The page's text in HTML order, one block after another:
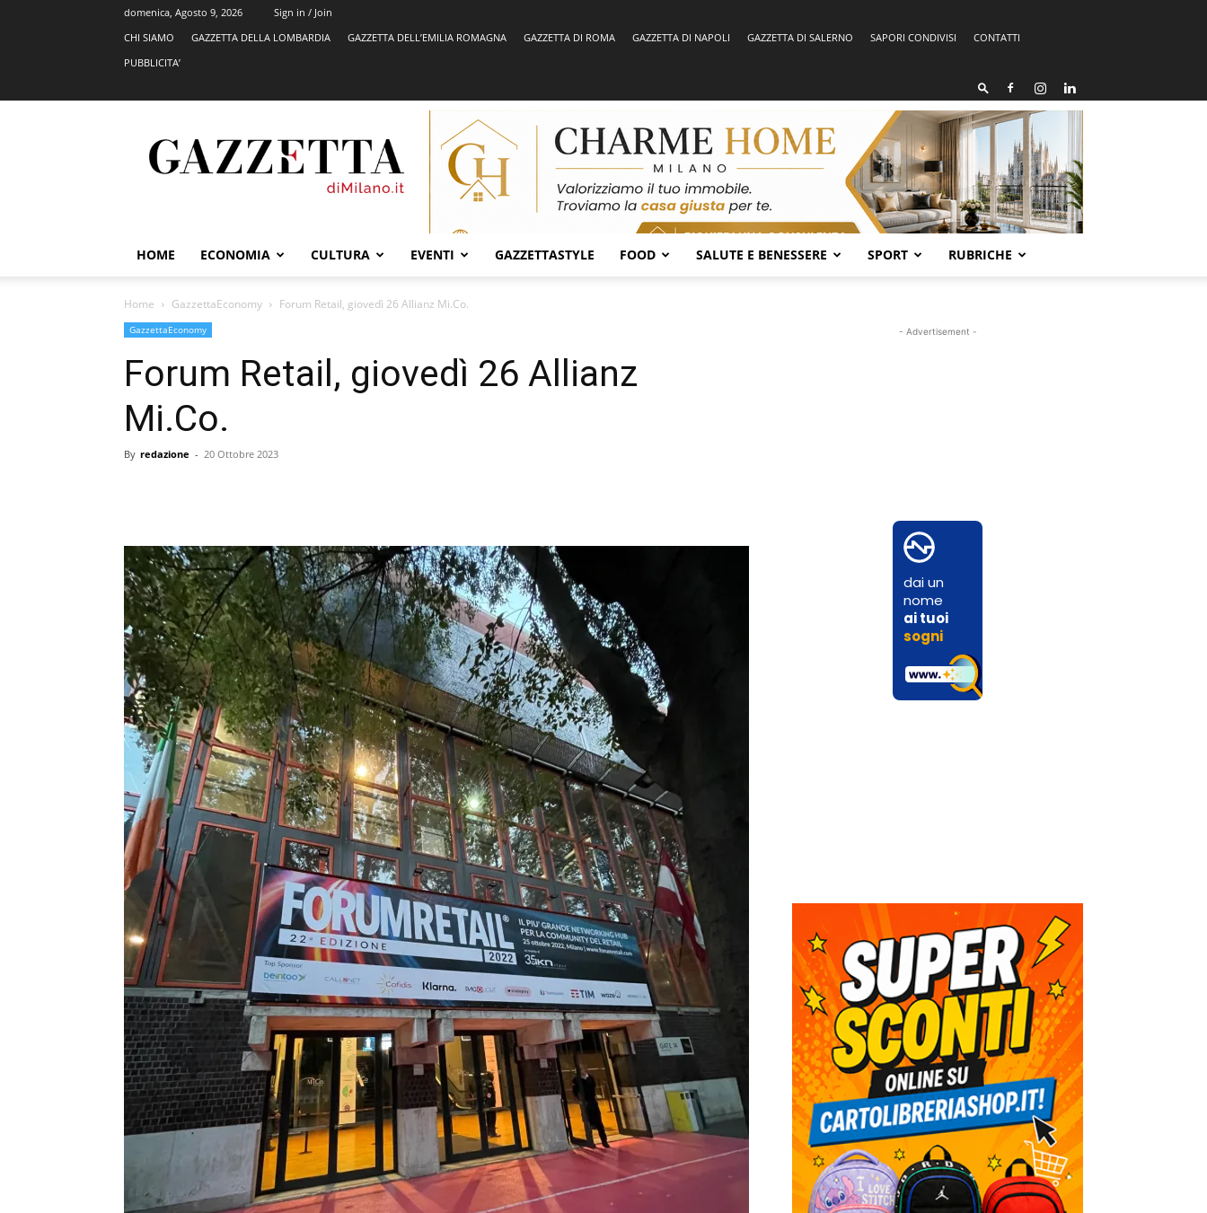
domenica, Agosto 9, 2026
Sign in / Join
CHI SIAMO
GAZZETTA DELLA LOMBARDIA GAZZETTA DELL’EMILIA ROMAGNA GAZZETTA DI ROMA GAZZETTA DI NAPOLI GAZZETTA DI SALERNO SAPORI CONDIVISI
CONTATTI
PUBBLICITA’
HOME ECONOMIA CULTURA EVENTI GAZZETTASTYLE FOOD SALUTE E BENESSERE SPORT RUBRICHE
Home GazzettaEconomy Forum Retail, giovedì 26 Allianz Mi.Co.
GazzettaEconomy
Forum Retail, giovedì 26 Allianz
Mi.Co.
By redazione - 20 Ottobre 2023
- Advertisement -